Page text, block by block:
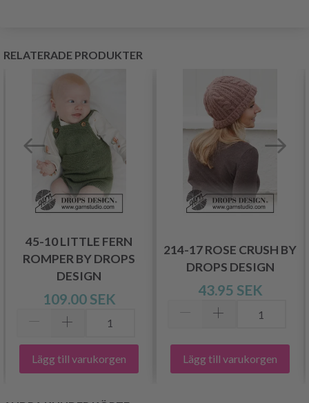
RELATERADE PRODUKTER
45-10 LITTLE FERN
ROMPER BY DROPS
DESIGN
109.00 SEK
Lägg till varukorgen
214-17 ROSE CRUSH BY
DROPS DESIGN
43.95 SEK
Lägg till varukorgen